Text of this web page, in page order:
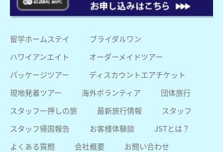
留学ホームステイ
ブライダルワン
ハワイアンエイト
オーダーメイドツアー
パッケージツアー
ディスカウントエアチケット
現地発着ツアー
海外ボランティア
団体旅行
スタッフ一押しの旅
最新旅行情報
スタッフ
スタッフ帰国報告
お客様体験談
JSTとは？
よくある質問
会社概要
お問い合わせ